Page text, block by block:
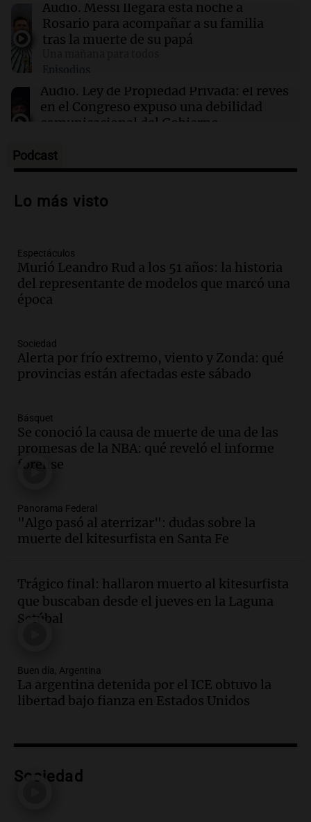
13:31 Una mañana para todos
Messi llegará esta noche a Rosario para
acompañar a su familia tras la muerte de su
papá
13:20 Sociedad
“Jorge hizo todo bien”: el mensaje de Chiqui
Tapia tras la muerte del padre de Messi
Audio. Messi llegará esta noche a
Rosario para acompañar a su familia
tras la muerte de su papá
Episodios
Audio. Ley de Propiedad Privada: el revés
en el Congreso expuso una debilidad
comunicacional del Gobierno
Episodios
Audio.Casabindo se prepara para una
tradicional Toreo de la Vincha
Audio.
"Tres hombres se lo llevaron para
hacerle preguntas y nunca regresó"
Una mañana para todos
Audio.
metros del río Suquía y retiraron hasta
800 kilos de basura por jornada
Audio.La historia de la servilleta que
firmó Jorge Messi para el primer
contrato de Leo con Barcelona
Una mañana para todos
Audio.Joan Gaspart: "Sin Jorge, no sé si
Messi hubiera llegado adonde llegó"
Una mañana para todos
Audio.El orgullo y el sueño argentino de
Jorge Messi en una entrevista con Rony
Vargas en 2007
Audio.El abuelo de Agostina Vega, tras
las nuevas detenciones: "En esa casa
todos tenían algo que ver"
del desayuno ideal: qué alimentos
Podcast
Lo más visto
Espectáculos
Murió Leandro Rud a los 51 años: la historia
del representante de modelos que marcó una
época
Sociedad
Alerta por frío extremo, viento y Zonda: qué
provincias están afectadas este sábado
Básquet
Se conoció la causa de muerte de una de las
promesas de la NBA: qué reveló el informe
forense
Panorama Federal
"Algo pasó al aterrizar": dudas sobre la
muerte del kitesurfista en Santa Fe
Trágico final: hallaron muerto al kitesurfista
que buscaban desde el jueves en la Laguna
Setúbal
Buen día, Argentina
La argentina detenida por el ICE obtuvo la
libertad bajo fianza en Estados Unidos
Sociedad